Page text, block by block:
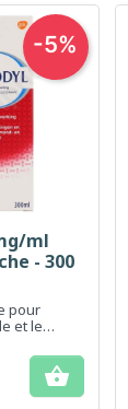
ml
- 300
pour
et le

-5%